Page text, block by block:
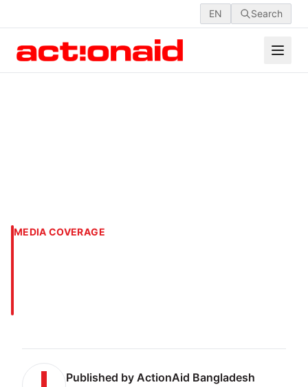
EN Search
MEDIA COVERAGE
Published by ActionAid Bangladesh